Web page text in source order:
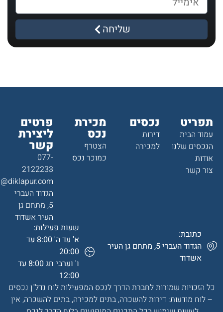
שליחה
תפריט
עמוד הבית
הנכסים שלנו
אודות
צור קשר
נכסים
דירות
למכירה
מכירת
נכס
הצטרף
כמוכר נכס
פרטים
ליצירת
קשר
077-
2122233
הגדוד העברי
5, מתחם גן
העיר אשדוד
כתובת:
הגדוד העברי 5, מתחם גן העיר
אשדוד
שעות פעילות:
א' עד ה' 8:00 עד
20:00
ו' וערבי חג 8:00 עד
12:00
כל הזכויות שמורות לחברת הדרך לנכס המפעילות לוח נדל"ן נכסים
– לוח מודעות: דירות להשכרה, בתים למכירה, בתים להשכרה, אין